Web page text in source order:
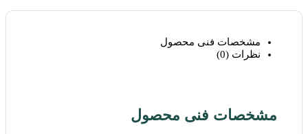
مشخصات فنی محصول
نظرات (0)
مشخصات فنی محصول